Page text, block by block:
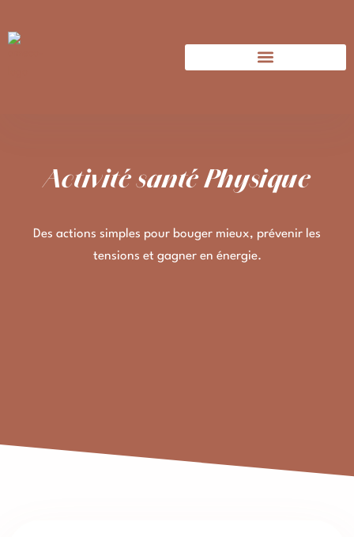
Activité santé Physique
Des actions simples pour bouger mieux, prévenir les
tensions et gagner en énergie.